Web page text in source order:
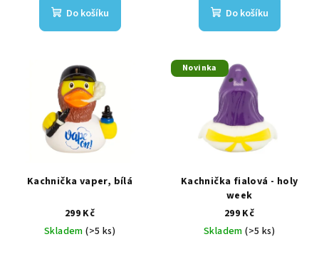
Do košíku Do košíku
Kachnička vaper, bílá
299 Kč
Skladem(>5 ks)
Novinka
Kachnička fialová - holy
week
299 Kč
Skladem(>5 ks)